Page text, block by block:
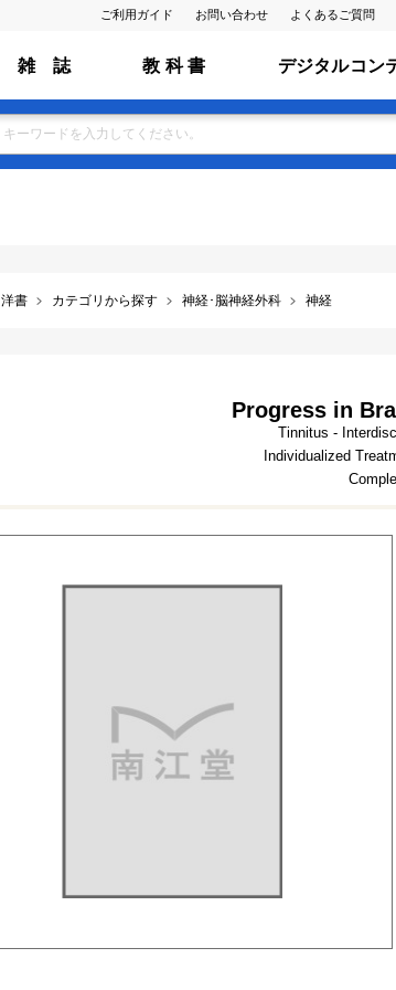
ご利用ガイド お問い合わせ よくあるご質問
雑 誌 教 科 書 デジタルコン
洋書 カテゴリから探す 神経･脳神経外科 神経
Progress in
Tinnitus -
Individualized